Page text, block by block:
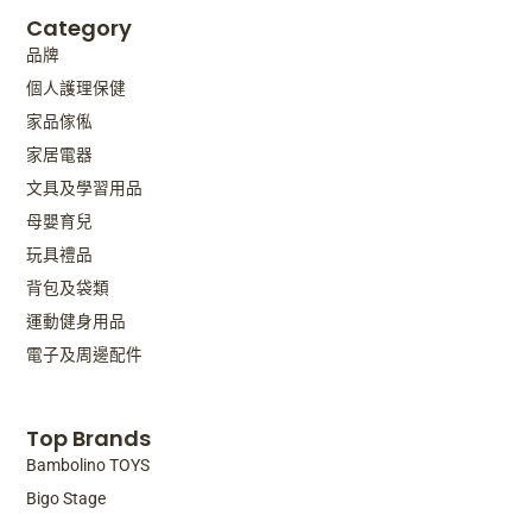
Top Brands
Bambolino TOYS
Bigo Stage
Category
品牌
個人護理保健
家品傢俬
家居電器
文具及學習用品
母嬰育兒
玩具禮品
背包及袋類
運動健身用品
電子及周邊配件